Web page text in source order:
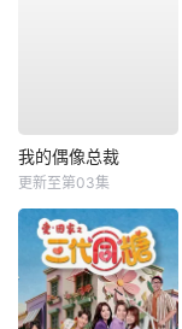
我的偶像总裁
更新至第03集